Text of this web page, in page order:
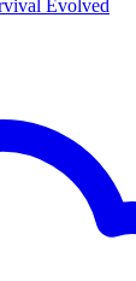
Evolved